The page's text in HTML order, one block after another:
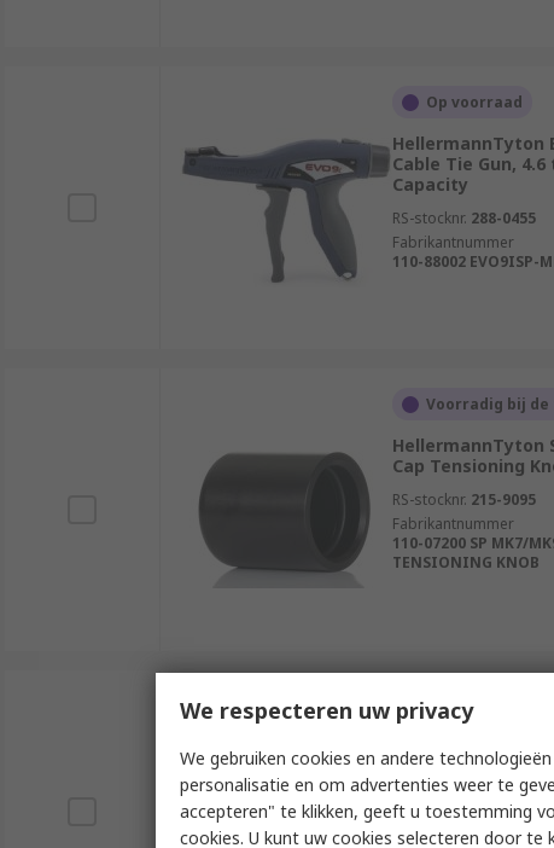
Op voorraad
HellermannTyton
Cable Tie Gun,
Capacity
RS-stocknr. 288-0455
Fabrikantnummer
110-88002 EVO9ISP-
Voorradig bij
HellermannTyton
Cap Tensioning
RS-stocknr. 215-9095
Fabrikantnummer
110-07200 SP MK7/
TENSIONING KNOB
Op voorraad
Molex 19294
4.8 mm Capacity
RS-stocknr.
213-4381
We respecteren uw privacy
We gebruiken cookies en andere
personalisatie en om advertenties weer te
accepteren" te klikken, geeft u toestemming
cookies. U kunt uw cookies selecteren door te